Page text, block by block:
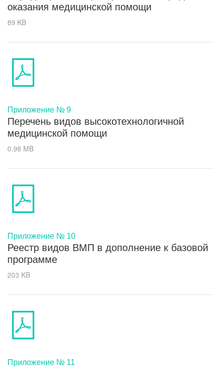
оказания медицинской помощи
89 KB
Приложение № 9
Перечень видов высокотехнологичной
медицинской помощи
0.98 MB
Приложение № 10
Реестр видов ВМП в дополнение к базовой
программе
203 KB
Приложение № 11